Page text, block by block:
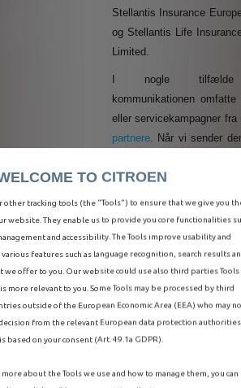
Stellantis Insurance
og Stellantis Life
Limited.
I nogle
kommunikationen omfatte
eller servicekampagner fra
partnere. Når vi sender
som fælles
relevante partnere
.
oplysninger og aftaler vil
plads med sådanne
sender nogen
dig.
På dette punkt
ingen kommunikation vil
til dig uden dit
gennem
TO CITROEN
other tracking tools (the “Tools”) to ensure that we give you
website. They enable us to provide you core functionalities
and accessibility. The Tools improve usability and
features such as language recognition, search results
we offer to you. Our website could use also third parties Tools
more relevant to you. Some Tools may be processed by third
outside of the European Economic Area (EEA) who may
decision from the relevant European data protection
based on your consent (Art. 49.1a GDPR).
about the Tools we use and how to manage them, you can